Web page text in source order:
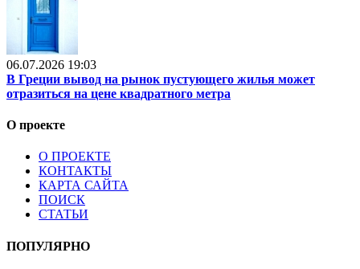
06.07.2026 19:03
В Греции вывод на рынок пустующего жилья может
отразиться на цене квадратного метра
О проекте
О ПРОЕКТЕ
КОНТАКТЫ
КАРТА САЙТА
ПОИСК
СТАТЬИ
ПОПУЛЯРНО